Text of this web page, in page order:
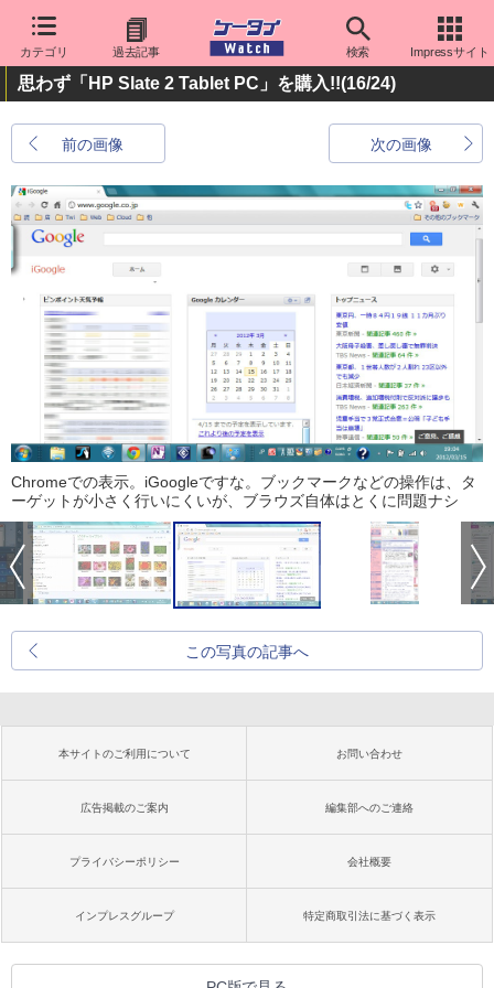
カテゴリ 過去記事 検索 Impressサイト
思わず「HP Slate 2 Tablet PC」を購入!!(16/24)
前の画像 次の画像
Chromeでの表示。iGoogleですな。ブックマークなどの操作は、タ
ーゲットが小さく行いにくいが、ブラウズ自体はとくに問題ナシ
この写真の記事へ
本サイトのご利用について お問い合わせ
広告掲載のご案内 編集部へのご連絡
プライバシーポリシー 会社概要
インプレスグループ 特定商取引法に基づく表示